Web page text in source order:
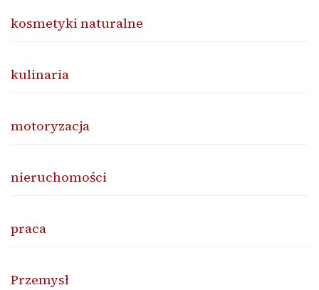
kosmetyki naturalne
kulinaria
motoryzacja
nieruchomości
praca
Przemysł